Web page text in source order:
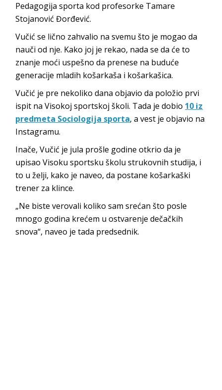
Pedagogija sporta kod profesorke Tamare
Stojanović Đorđević.
Vučić se lično zahvalio na svemu što je mogao da
nauči od nje. Kako joj je rekao, nada se da će to
znanje moći uspešno da prenese na buduće
generacije mladih košarkaša i košarkašica.
Vučić je pre nekoliko dana objavio da položio prvi
ispit na Visokoj sportskoj školi. Tada je dobio 10 iz
predmeta Sociologija sporta, a vest je objavio na
Instagramu.
Inače, Vučić je jula prošle godine otkrio da je
upisao Visoku sportsku školu strukovnih studija, i
to u želji, kako je naveo, da postane košarkaški
trener za klince.
„Ne biste verovali koliko sam srećan što posle
mnogo godina krećem u ostvarenje dečačkih
snova“, naveo je tada predsednik.